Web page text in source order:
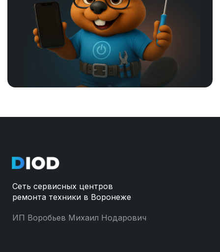
Сеть сервисных центров
ремонта техники в Воронеже
ИП Воробьев Михаил Нодарович